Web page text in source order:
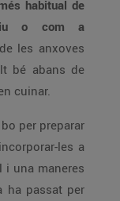
habitual de
o com a
les anxoves
bé abans de
cuinar.
per preparar
les a
i una maneres
ha passat per